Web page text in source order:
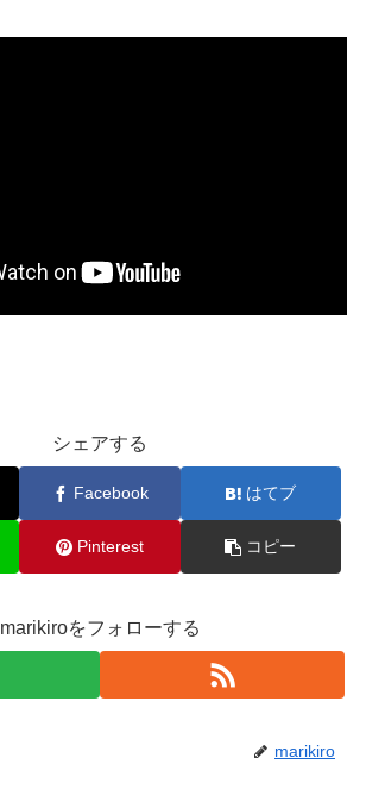
シェアする
Facebook はてブ
Pinterest コピー
marikiroをフォローする
marikiro